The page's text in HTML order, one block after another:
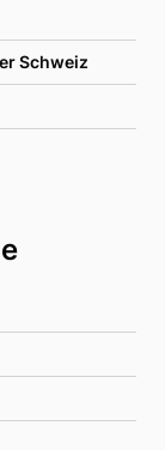
Schweiz